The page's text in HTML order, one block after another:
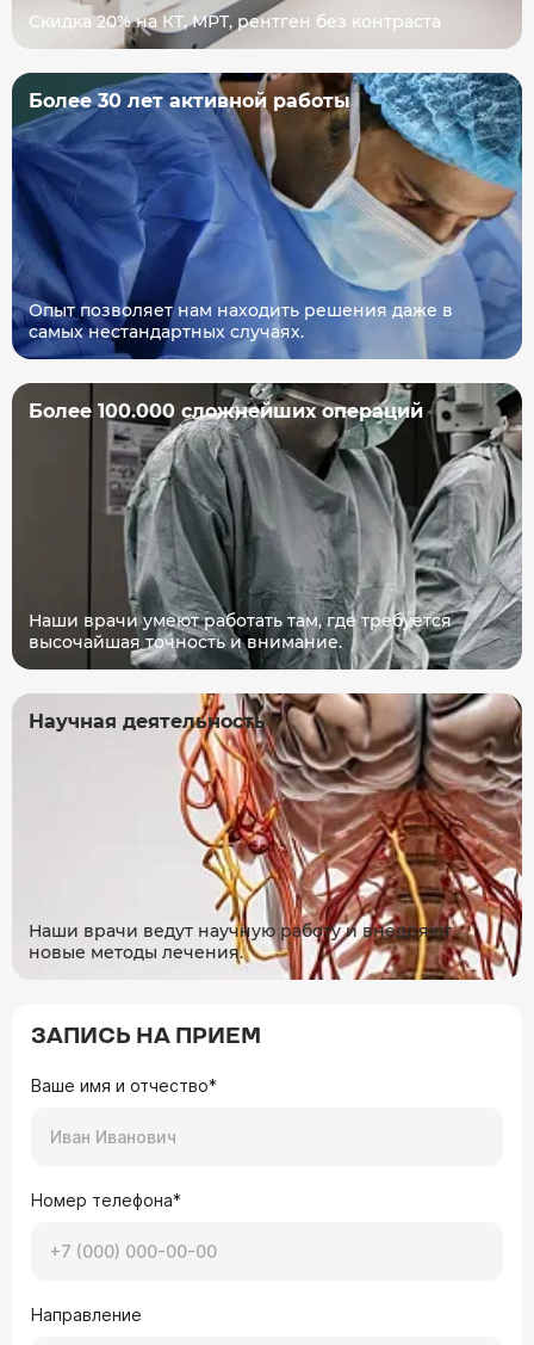
Скидка 20% на КТ, МРТ, рентген без контраста
Более 30 лет активной работы
Опыт позволяет нам находить решения даже в
самых нестандартных случаях.
Более 100.000 сложнейших операций
Наши врачи умеют работать там, где требуется
высочайшая точность и внимание.
Научная деятельность
Наши врачи ведут научную работу и внедряют
новые методы лечения.
ЗАПИСЬ НА ПРИЕМ
Ваше имя и отчество*
Номер телефона*
Направление